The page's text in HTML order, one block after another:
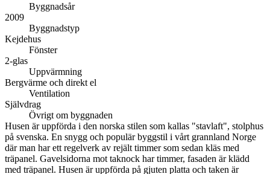
Byggnadsår
2009
Byggnadstyp
Kejdehus
Fönster
2-glas
Uppvärmning
Bergvärme och direkt el
Ventilation
Självdrag
Övrigt om byggnaden
Husen är uppförda i den norska stilen som kallas "stavlaft", stolphus
på svenska. En snygg och populär byggstil i vårt grannland Norge
där man har ett regelverk av rejält timmer som sedan kläs med
träpanel. Gavelsidorna mot taknock har timmer, fasaden är klädd
med träpanel. Husen är uppförda på gjuten platta och taken är